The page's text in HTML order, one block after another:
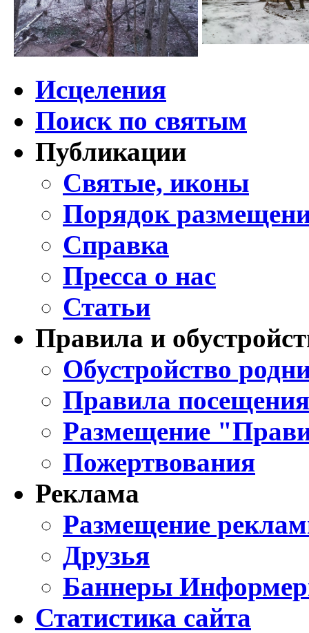
Исцеления
Поиск по святым
Публикации
Святые, иконы
Порядок
Справка
Пресса о нас
Статьи
Правила и
Обустройство
Правила
Размещение
Пожертвования
Реклама
Размещение
Друзья
Баннеры
Статистика сайта